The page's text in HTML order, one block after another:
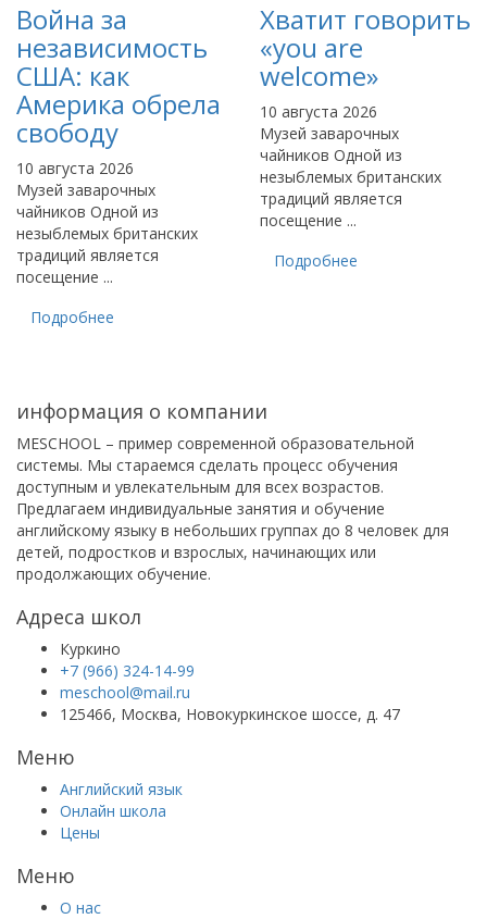
Война за
независимость
США: как
Америка обрела
свободу
10 августа 2026
Музей заварочных
чайников Одной из
незыблемых британских
традиций является
посещение ...
Подробнее
Хватит говорить
«you are
welcome»
10 августа 2026
Музей заварочных
чайников Одной из
незыблемых британских
традиций является
посещение ...
Подробнее
информация о компании
MESCHOOL – пример современной образовательной
системы. Мы стараемся сделать процесс обучения
доступным и увлекательным для всех возрастов.
Предлагаем индивидуальные занятия и обучение
английскому языку в небольших группах до 8 человек для
детей, подростков и взрослых, начинающих или
продолжающих обучение.
Адреса школ
Куркино
+7 (966) 324-14-99
meschool@mail.ru
125466, Москва, Новокуркинское шоссе, д. 47
Меню
Английский язык
Онлайн школа
Цены
Меню
О нас